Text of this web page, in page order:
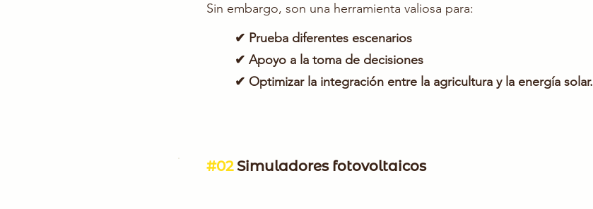
Sin embargo, son una herramienta valiosa para:
✔ Prueba diferentes escenarios
✔ Apoyo a la toma de decisiones
✔ Optimizar la integración entre la agricultura y la energía solar.
#02 Simuladores fotovoltaicos